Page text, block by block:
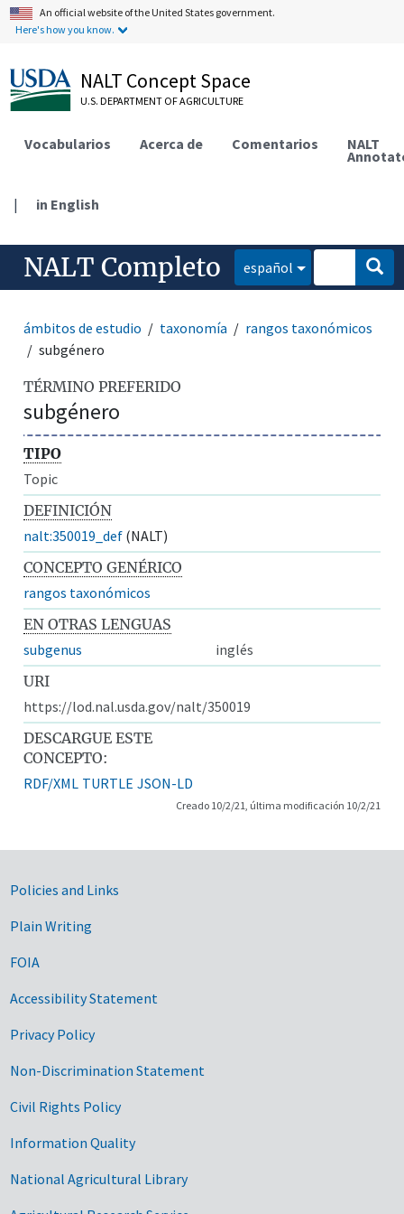
An official website of the United States government.
Here's how you know.
NALT Concept Space
U.S. DEPARTMENT OF AGRICULTURE
Vocabularios Acerca de Comentarios NALT
| in English
NALT Completo español
ámbitos de estudio taxonomía
rangos taxonómicos
subgénero
TÉRMINO PREFERIDO
subgénero
TIPO
Topic
DEFINICIÓN
nalt:350019_def (NALT)
CONCEPTO GENÉRICO
rangos taxonómicos
EN OTRAS LENGUAS
subgenus
inglés
URI
https://lod.nal.usda.gov/nalt/350019
DESCARGUE ESTE
CONCEPTO:
RDF/XML TURTLE JSON-LD
Creado 10/2/21, última modificación 10/2/21
Government Links
Policies and Links
Plain Writing
FOIA
Accessibility Statement
Privacy Policy
Non-Discrimination Statement
Civil Rights Policy
Information Quality
National Agricultural Library